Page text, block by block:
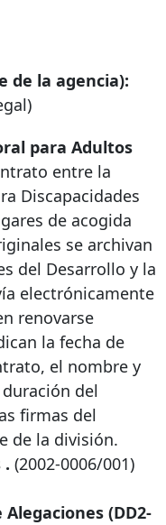
de la agencia):
para Adultos
entre la
Discapacidades
de acogida
se archivan
del Desarrollo y la
electrónicamente
renovarse
la fecha de
el nombre y
del
firmas del
de la división.
. (2002-0006/001)
(DD2-